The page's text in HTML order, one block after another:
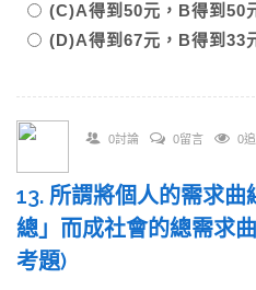
(C)A得到50元，B得到50
(D)A得到67元，B得到33
0討論 0留言 0
13. 所謂將個人的需求曲
總」而成社會的總需求
考題)